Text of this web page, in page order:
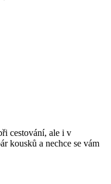
cestování, ale i v
kousků a nechce se vám